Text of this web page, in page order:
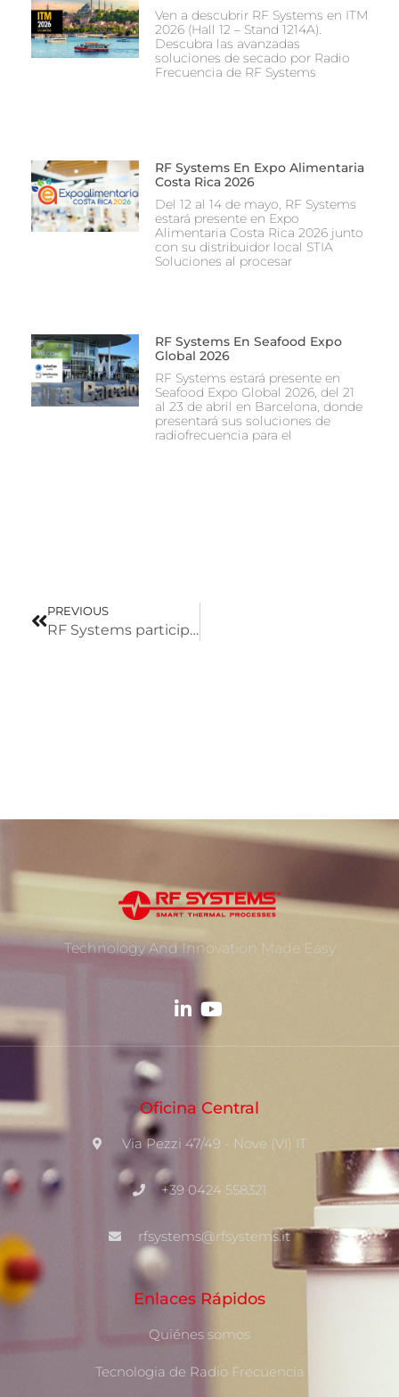
Ven a descubrir RF Systems en ITM
2026 (Hall 12 – Stand 1214A).
Descubra las avanzadas
soluciones de secado por Radio
Frecuencia de RF Systems
RF Systems En Expo Alimentaria
Costa Rica 2026
Del 12 al 14 de mayo, RF Systems
estará presente en Expo
Alimentaria Costa Rica 2026 junto
con su distribuidor local STIA
Soluciones al procesar
RF Systems En Seafood Expo
Global 2026
RF Systems estará presente en
Seafood Expo Global 2026, del 21
al 23 de abril en Barcelona, donde
presentará sus soluciones de
radiofrecuencia para el
PREVIOUS
RF Systems participará en TecnoCarne 2026
Technology And Innovation Made Easy
Oficina Central
Via Pezzi 47/49 - Nove (VI) IT
+39 0424 558321
rfsystems@rfsystems.it
Enlaces Rápidos
Quiénes somos
Tecnologia de Radio Frecuencia